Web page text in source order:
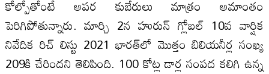
కోల్పోతోంటే అపర కుబేరులు మాత్రం అమాంతం
పెరిగిపోతున్నారు. మార్చి 2న హురున్‌ గ్లోబల్‌ 10వ వార్షిక
నివేదిక రిచ్‌ లిస్టు 2021 భారత్‌లో మొత్తం బిలియనీర్ల సంఖ్య
209కి చేరిందని తెలిపింది. 100 కోట్ల డార్ల సంపద కలిగి ఉన్న